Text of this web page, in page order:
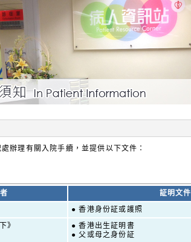
辦理有關入院手續，並提供以下文件：
証明文件
● 香港身份証或護照
》
● 香港出生証明書
● 父或母之身份証